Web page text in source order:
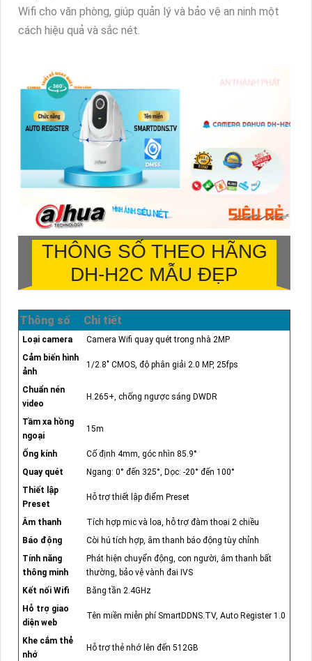
Wifi cho văn phòng, giúp quản lý và bảo vệ an ninh một
cách hiệu quả và sắc nét.
THÔNG SỐ THEO HÃNG
DH-H2C MẪU ĐẸP
Thông số Chi tiết
Loại camera
Camera Wifi quay quét trong nhà 2MP
Cảm biến hình
ảnh
1/2.8" CMOS, độ phân giải 2.0 MP, 25fps
Chuẩn nén
video
H.265+, chống ngược sáng DWDR
Tầm xa hồng
ngoại
15m
Ống kính
Cố định 4mm, góc nhìn 85.9°
Quay quét
Ngang: 0° đến 325°, Dọc: -20° đến 100°
Thiết lập
Preset
Hỗ trợ thiết lập điểm Preset
Âm thanh
Tích hợp mic và loa, hỗ trợ đàm thoại 2 chiều
Báo động
Còi hú tích hợp, âm thanh báo động tùy chỉnh
Tính năng
thông minh
Phát hiện chuyển động, con người, âm thanh bất
thường, bảo vệ vành đai IVS
Kết nối Wifi
Băng tần 2.4GHz
Hỗ trợ giao
diện web
Tên miền miễn phí SmartDDNS.TV, Auto Register 1.0
Khe cắm thẻ
nhớ
Hỗ trợ thẻ nhớ lên đến 512GB